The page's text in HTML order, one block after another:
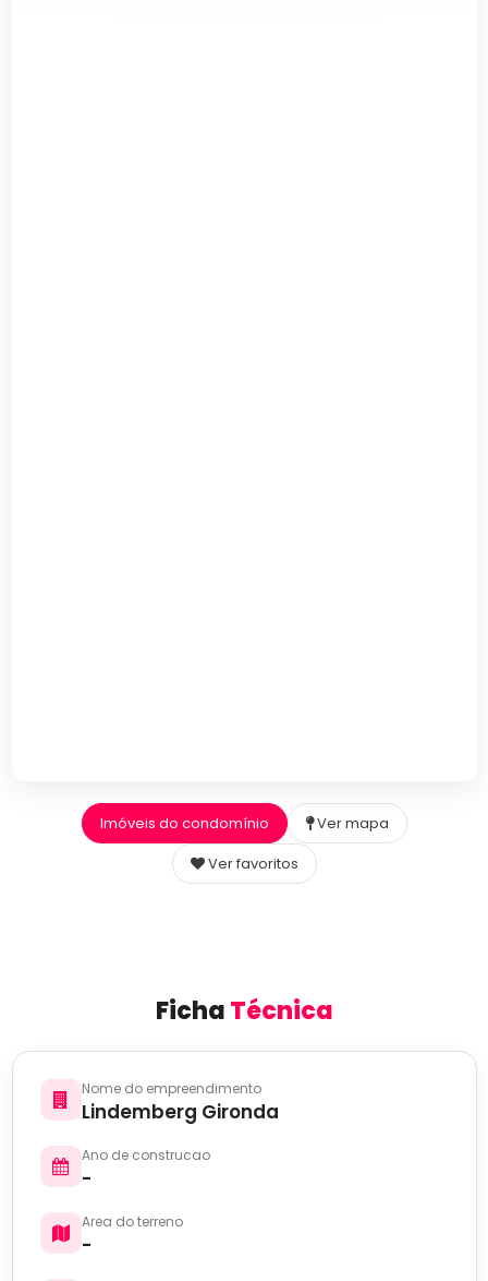
Imóveis do condomínio
Ver mapa
Ver favoritos
FichaTécnica
Nome do empreendimento
Lindemberg Gironda
Ano de construcao
-
Area do terreno
-